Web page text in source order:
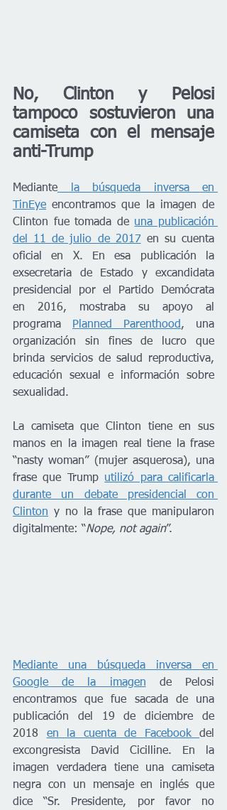
No, Clinton y Pelosi
tampoco sostuvieron una
camiseta con el mensaje
anti-Trump
Mediante la búsqueda inversa en
TinEye encontramos que la imagen de
Clinton fue tomada de una publicación
del 11 de julio de 2017 en su cuenta
oficial en X. En esa publicación la
exsecretaria de Estado y excandidata
presidencial por el Partido Demócrata
en 2016, mostraba su apoyo al
programa Planned Parenthood, una
organización sin fines de lucro que
brinda servicios de salud reproductiva,
educación sexual e información sobre
sexualidad.
La camiseta que Clinton tiene en sus
manos en la imagen real tiene la frase
“nasty woman” (mujer asquerosa), una
frase que Trump utilizó para calificarla
durante un debate presidencial con
Clinton y no la frase que manipularon
digitalmente: “Nope, not again”.
Mediante una búsqueda inversa en
Google de la imagen de Pelosi
encontramos que fue sacada de una
publicación del 19 de diciembre de
2018 en la cuenta de Facebook del
excongresista David Cicilline. En la
imagen verdadera tiene una camiseta
negra con un mensaje en inglés que
dice “Sr. Presidente, por favor no